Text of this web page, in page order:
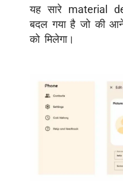
यह सारे material
बदल गया है जो की
को मिलेगा।